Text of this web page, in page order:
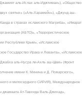
аль-Ислах аль-Иджтимаи»), «Общество
святых» («Аль-Харамейн»), «Джунд аш-
в странах исламского Магриба», «Имарат
(АБТО)», «Террористическое
Республики Крым», «Исламское
Государство Ирака и Леванта», «Исламское
аль-Нусра ли-Ахль аш-Шам» (Фронт
имени К. Минина и Д. Пожарского»,
и милосердного СИРИЯ), Международное
джамаата Ат-Тавхида Валь-Джихад»,